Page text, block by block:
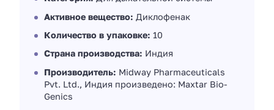
Активное вещество: Диклофенак
Количество в упаковке: 10
Страна производства: Индия
Производитель: Midway Pharmaceuticals
Pvt. Ltd., Индия произведено: Maxtar Bio-
Genics